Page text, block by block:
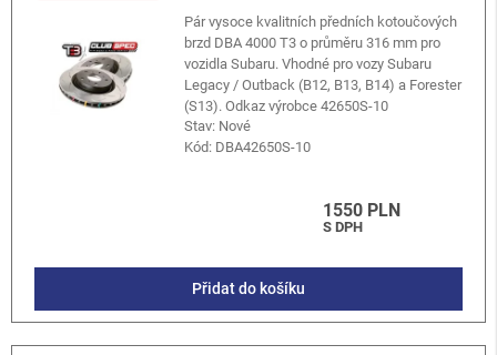
Pár vysoce kvalitních předních kotoučových
brzd DBA 4000 T3 o průměru 316 mm pro
vozidla Subaru. Vhodné pro vozy Subaru
Legacy / Outback (B12, B13, B14) a Forester
(S13). Odkaz výrobce 42650S-10
Stav: Nové
Kód: DBA42650S-10
1550 PLN
S DPH
Přidat do košíku